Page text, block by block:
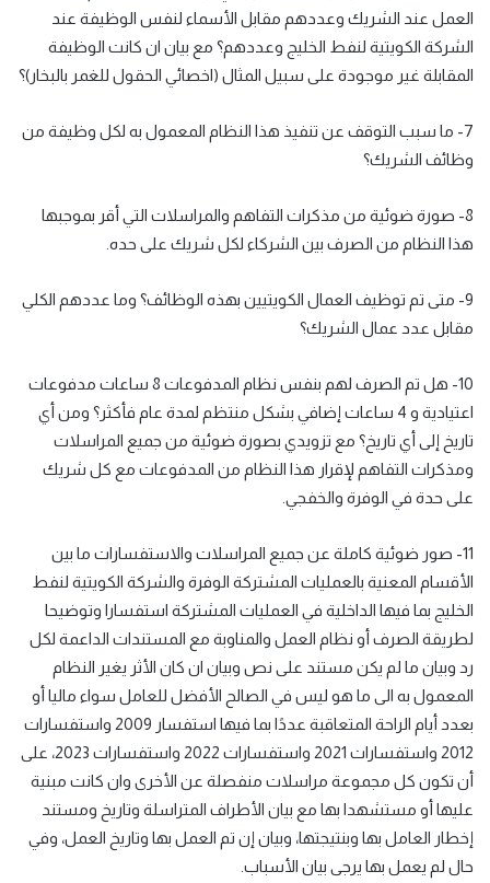
العمل عند الشريك وعددهم مقابل الأسماء لنفس الوظيفة عند
الشركة الكويتية لنفط الخليج وعددهم؟ مع بيان ان كانت الوظيفة
المقابلة غير موجودة على سبيل المثال (اخصائي الحقول للغمر بالبخار)؟
7- ما سبب التوقف عن تنفيذ هذا النظام المعمول به لكل وظيفة من
وظائف الشريك؟
8- صورة ضوئية من مذكرات التفاهم والمراسلات التي أقر بموجبها
هذا النظام من الصرف بين الشركاء لكل شريك على حده.
9- متى تم توظيف العمال الكويتيين بهذه الوظائف؟ وما عددهم الكلي
مقابل عدد عمال الشريك؟
10- هل تم الصرف لهم بنفس نظام المدفوعات 8 ساعات مدفوعات
اعتيادية و 4 ساعات إضافي بشكل منتظم لمدة عام فأكثر؟ ومن أي
تاريخ إلى أي تاريخ؟ مع تزويدي بصورة ضوئية من جميع المراسلات
ومذكرات التفاهم لإقرار هذا النظام من المدفوعات مع كل شريك
على حدة في الوفرة والخفجي.
11- صور ضوئية كاملة عن جميع المراسلات والاستفسارات ما بين
الأقسام المعنية بالعمليات المشتركة الوفرة والشركة الكويتية لنفط
الخليج بما فيها الداخلية في العمليات المشتركة استفسارا وتوضيحا
لطريقة الصرف أو نظام العمل والمناوبة مع المستندات الداعمة لكل
رد وبيان ما لم يكن مستند على نص وبيان ان كان الأثر يغير النظام
المعمول به الى ما هو ليس في الصالح الأفضل للعامل سواء ماليا أو
بعدد أيام الراحة المتعاقبة عددًا بما فيها استفسار 2009 واستفسارات
2012 واستفسارات 2021 واستفسارات 2022 واستفسارات 2023، على
أن تكون كل مجموعة مراسلات منفصلة عن الأخرى وان كانت مبنية
عليها أو مستشهدا بها مع بيان الأطراف المتراسلة وتاريخ ومستند
إخطار العامل بها وبنتيجتها، وبيان إن تم العمل بها وتاريخ العمل، وفي
حال لم يعمل بها يرجى بيان الأسباب.